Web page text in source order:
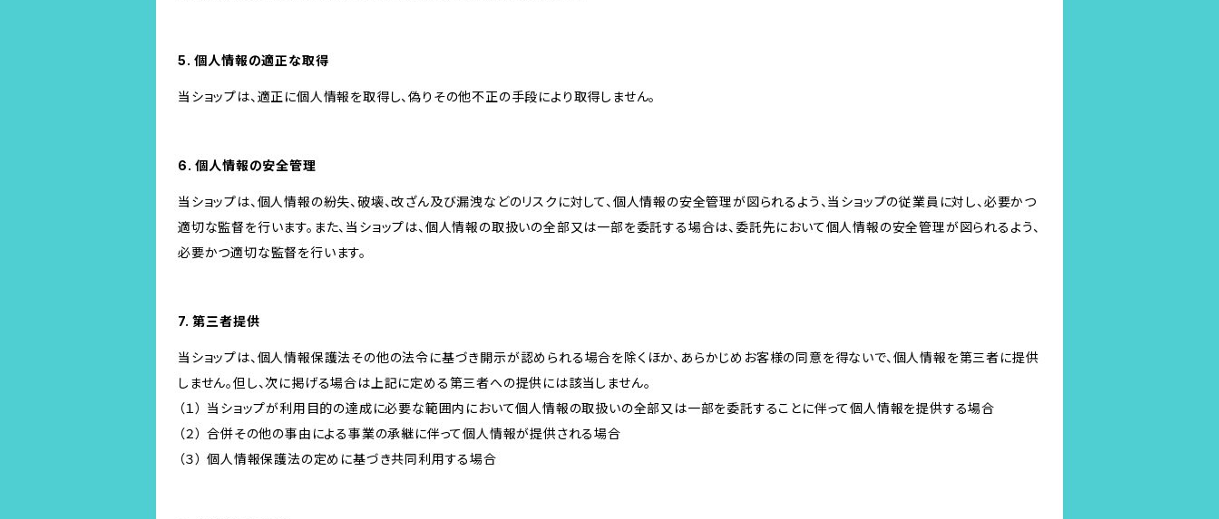
5. 個人情報の適正な取得
当ショップは、適正に個人情報を取得し、偽りその他不正の手段により取得しません。
6. 個人情報の安全管理
当ショップは、個人情報の紛失、破壊、改ざん及び漏洩などのリスクに対して、個人情報の安全管理が図られるよう、当ショップの従業員に対し、必要かつ
適切な監督を行います。また、当ショップは、個人情報の取扱いの全部又は一部を委託する場合は、委託先において個人情報の安全管理が図られるよう、
必要かつ適切な監督を行います。
7. 第三者提供
当ショップは、個人情報保護法その他の法令に基づき開示が認められる場合を除くほか、あらかじめお客様の同意を得ないで、個人情報を第三者に提供
しません。但し、次に掲げる場合は上記に定める第三者への提供には該当しません。
（１） 当ショップが利用目的の達成に必要な範囲内において個人情報の取扱いの全部又は一部を委託することに伴って個人情報を提供する場合
（２） 合併その他の事由による事業の承継に伴って個人情報が提供される場合
（３） 個人情報保護法の定めに基づき共同利用する場合